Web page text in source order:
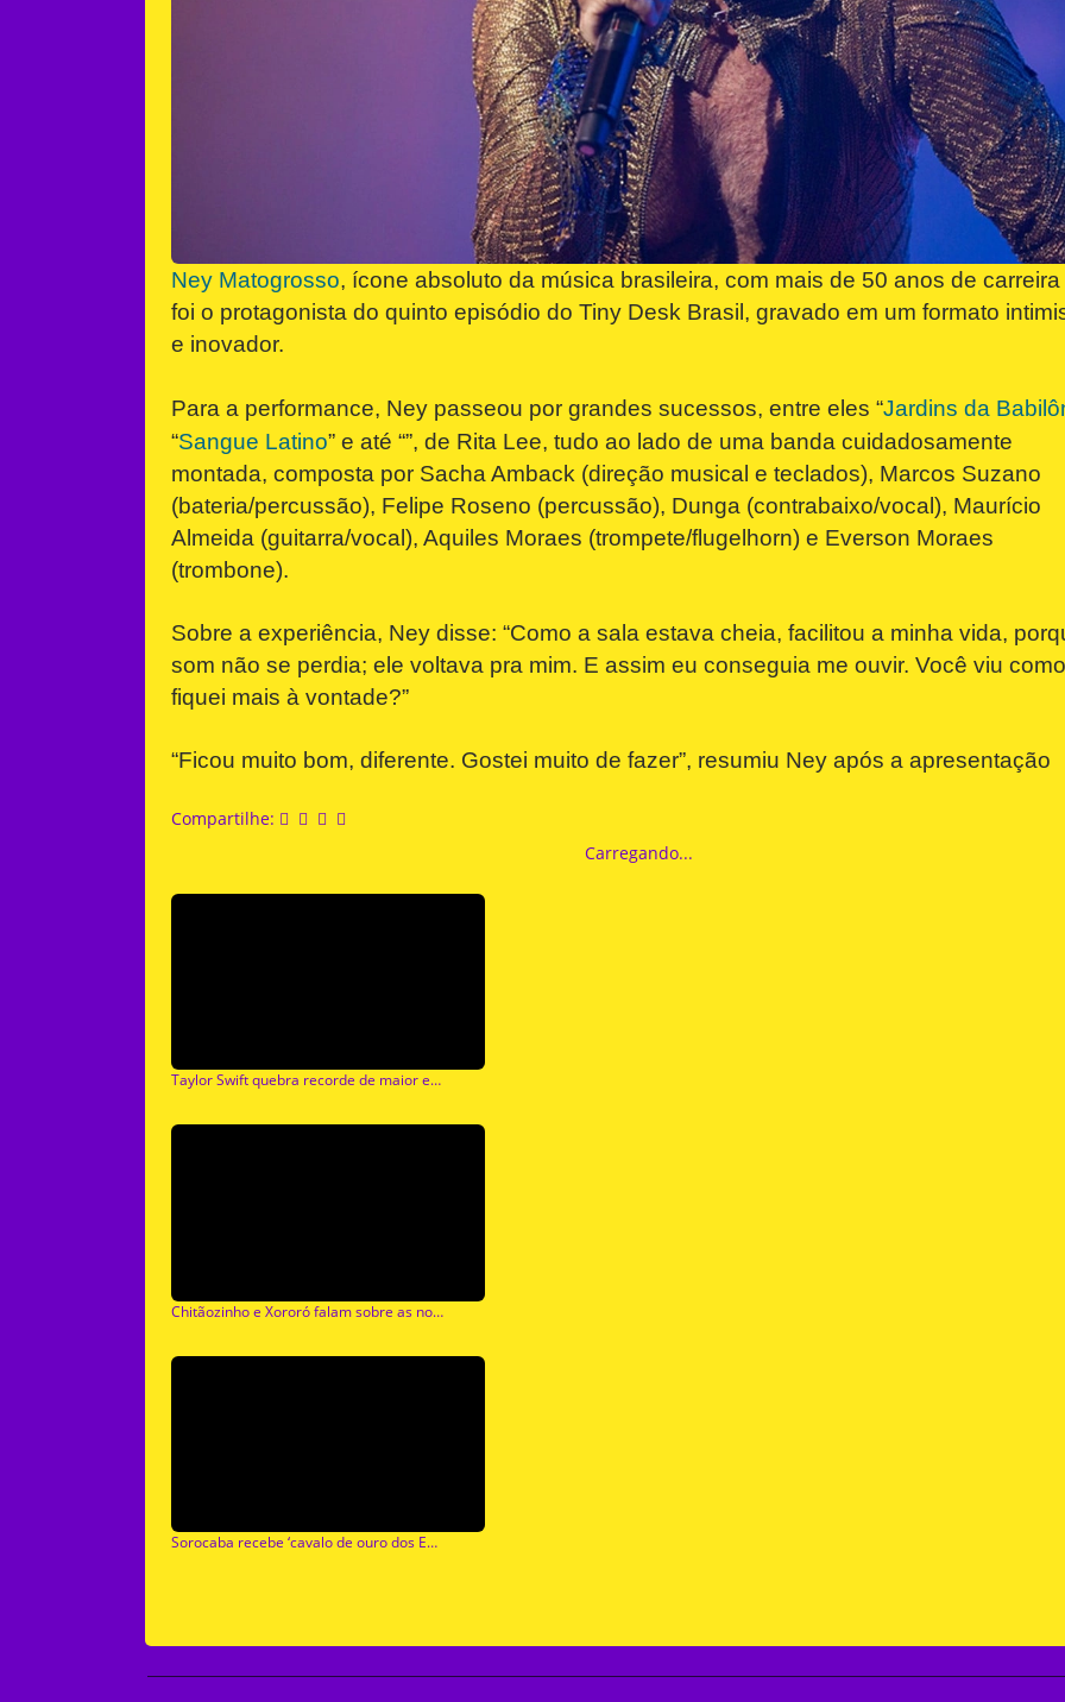
Ney Matogrosso, ícone absoluto da música brasileira, com mais de 50 anos de
foi o protagonista do quinto episódio do Tiny Desk Brasil, gravado em um formato
e inovador.
Para a performance, Ney passeou por grandes sucessos, entre eles “Jardins da
“Sangue Latino” e até “”, de Rita Lee, tudo ao lado de uma banda cuidadosamente
montada, composta por Sacha Amback (direção musical e teclados), Marcos Suzano
(bateria/percussão), Felipe Roseno (percussão), Dunga (contrabaixo/vocal), Maurício
Almeida (guitarra/vocal), Aquiles Moraes (trompete/flugelhorn) e Everson Moraes
(trombone).
Sobre a experiência, Ney disse: “Como a sala estava cheia, facilitou a minha vida,
som não se perdia; ele voltava pra mim. E assim eu conseguia me ouvir. Você viu
fiquei mais à vontade?”
“Ficou muito bom, diferente. Gostei muito de fazer”, resumiu Ney após a apresentação
Compartilhe:
Carregando...
Taylor Swift quebra recorde de maior estreia da história do Spotify
Chitãozinho e Xororó falam sobre as novas gerações
Sorocaba recebe ‘cavalo de ouro dos EUA com vet 24h